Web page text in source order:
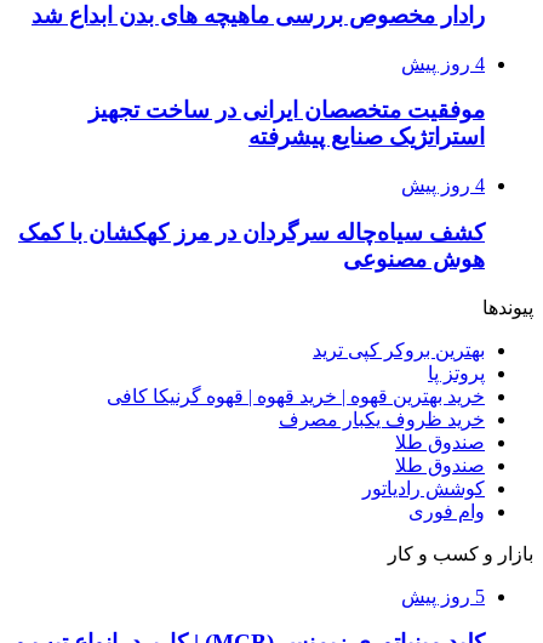
رادار مخصوص بررسی ماهیچه های بدن ابداع شد
4 روز پیش
موفقیت متخصصان ایرانی در ساخت تجهیز
استراتژیک صنایع پیشرفته
4 روز پیش
کشف سیاه‌چاله سرگردان در مرز کهکشان با کمک
هوش مصنوعی
پیوندها
بهترین بروکر کپی ترید
پروتز پا
خرید بهترین قهوه | خرید قهوه | قهوه گرنیکا کافی
خرید ظروف یکبار مصرف
صندوق طلا
صندوق طلا
کوشش رادیاتور
وام فوری
بازار و کسب و کار
5 روز پیش